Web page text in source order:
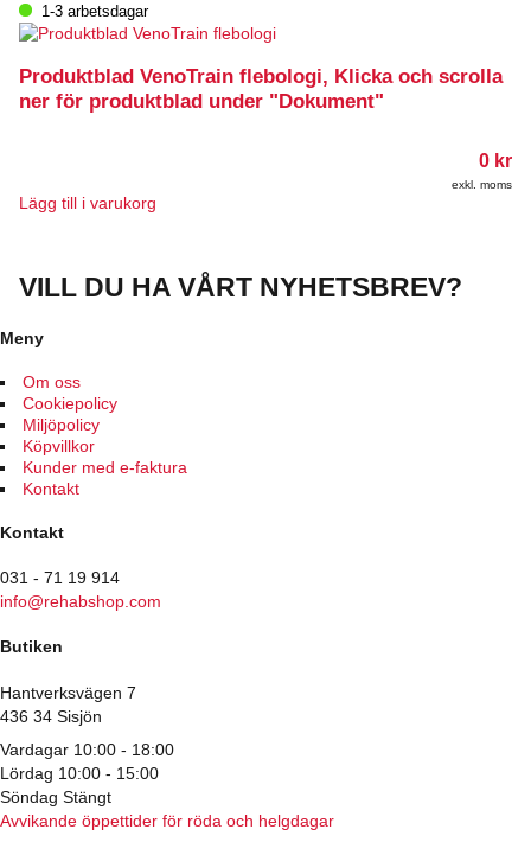
1-3 arbetsdagar
Produktblad VenoTrain flebologi, Klicka och scrolla
ner för produktblad under "Dokument"
0 kr
exkl. moms
Lägg till i varukorg
VILL DU HA VÅRT NYHETSBREV?
Meny
Om oss
Cookiepolicy
Miljöpolicy
Köpvillkor
Kunder med e-faktura
Kontakt
Kontakt
031 - 71 19 914
info@rehabshop.com
Butiken
Hantverksvägen 7
436 34 Sisjön
Vardagar 10:00 - 18:00
Lördag 10:00 - 15:00
Söndag Stängt
Avvikande öppettider för röda och helgdagar